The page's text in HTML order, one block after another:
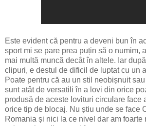
Este evident că pentru a deveni bun în
sport mi se pare prea puțin să o numim,
mai multă muncă decât în altele. Iar
clipuri, e destul de dificil de luptat cu un
Poate pentru că au un stil neobișnuit
sunt atât de versatili în a lovi din orice
produsă de aceste lovituri circulare face
orice tip de blocaj. Nu știu unde se face
Romania și nici la ce nivel dar am foarte